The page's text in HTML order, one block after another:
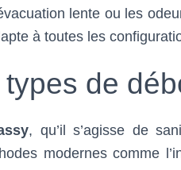
lente ou les
à toutes les
de
, qu’il s’agisse de
modernes comme